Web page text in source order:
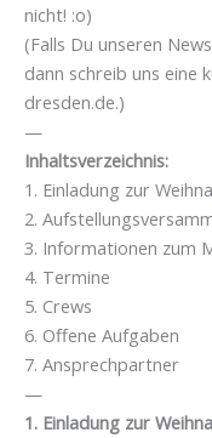
nicht! :o)
(Falls Du unseren
dann schreib uns eine
dresden.de.)
—
Inhaltsverzeichnis:
1. Einladung zur
2.
3. Informationen zum
4. Termine
5. Crews
6. Offene Aufgaben
7. Ansprechpartner
—
1. Einladung zur